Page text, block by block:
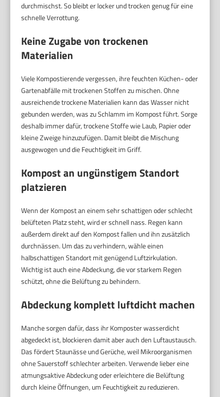
durchmischst. So bleibt er locker und trocken genug für eine
schnelle Verrottung.
Keine Zugabe von trockenen
Materialien
Viele Kompostierende vergessen, ihre feuchten Küchen- oder
Gartenabfälle mit trockenen Stoffen zu mischen. Ohne
ausreichende trockene Materialien kann das Wasser nicht
gebunden werden, was zu Schlamm im Kompost führt. Sorge
deshalb immer dafür, trockene Stoffe wie Laub, Papier oder
kleine Zweige hinzuzufügen. Damit bleibt die Mischung
ausgewogen und die Feuchtigkeit im Griff.
Kompost an ungünstigem Standort
platzieren
Wenn der Kompost an einem sehr schattigen oder schlecht
belüfteten Platz steht, wird er schnell nass. Regen kann
außerdem direkt auf den Kompost fallen und ihn zusätzlich
durchnässen. Um das zu verhindern, wähle einen
halbschattigen Standort mit genügend Luftzirkulation.
Wichtig ist auch eine Abdeckung, die vor starkem Regen
schützt, ohne die Belüftung zu behindern.
Abdeckung komplett luftdicht machen
Manche sorgen dafür, dass ihr Komposter wasserdicht
abgedeckt ist, blockieren damit aber auch den Luftaustausch.
Das fördert Staunässe und Gerüche, weil Mikroorganismen
ohne Sauerstoff schlechter arbeiten. Verwende lieber eine
atmungsaktive Abdeckung oder erleichtere die Belüftung
durch kleine Öffnungen, um Feuchtigkeit zu reduzieren.